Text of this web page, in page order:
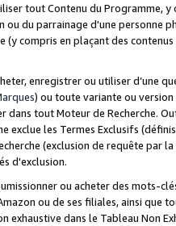
tout Contenu du Programme,
ou du parrainage d'une personne
(y compris en plaçant des
enregistrer ou utiliser d’une
) ou toute variante ou
dans tout Moteur de Recherche.
exclue les Termes Exclusifs
(exclusion de requête
d'exclusion.
ou acheter des mots-
ou de ses filiales, ainsi que
exhaustive dans le Tableau Non